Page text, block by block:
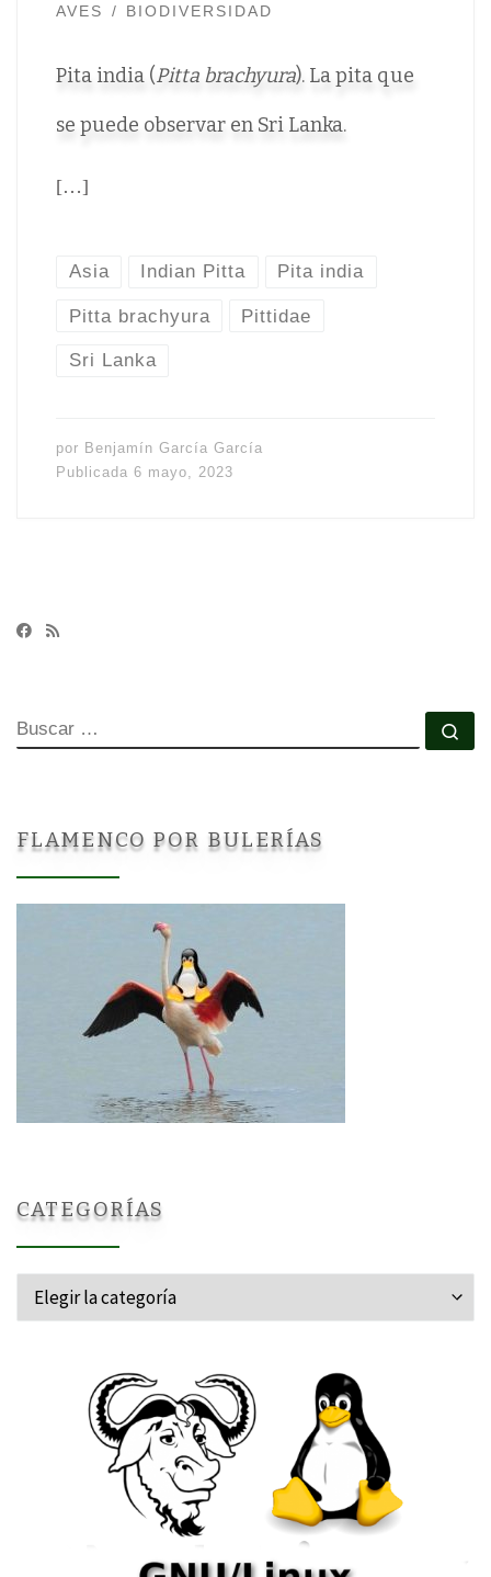
AVES BIODIVERSIDAD
Pita india (Pitta brachyura). La pita que
se puede observar en Sri Lanka.
[…]
Asia Indian Pitta Pita india
Pitta brachyura Pittidae
Sri Lanka
por Benjamín García García
Publicada 6 mayo, 2023
BUSCAR
FLAMENCO POR BULERÍAS
CATEGORÍAS
Categorías